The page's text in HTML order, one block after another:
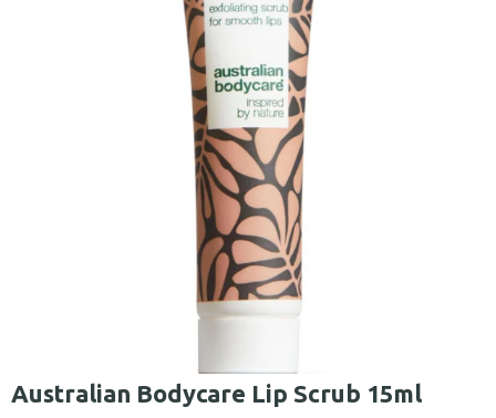
Australian Bodycare Lip Scrub 15ml